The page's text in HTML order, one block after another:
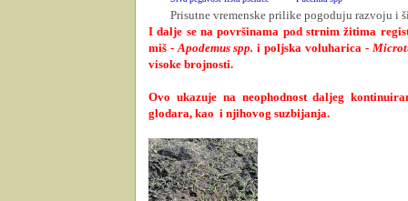
Prisutne vremenske prilike pogoduju razvoju i
I dalje se na površinama pod strnim žitima
miš -Apodemus spp. i poljska voluharica -
visoke brojnosti.
Ovo ukazuje na neophodnost daljeg
glodara, kao i njihovog suzbijanja.